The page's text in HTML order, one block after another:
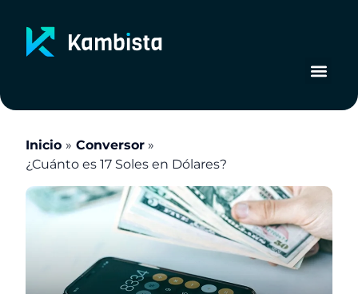
contenido
Inicio
Conversor
¿Cuánto es 17 Soles en Dólares?